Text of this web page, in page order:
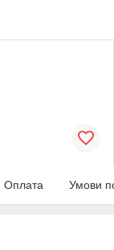
Оплата Умови